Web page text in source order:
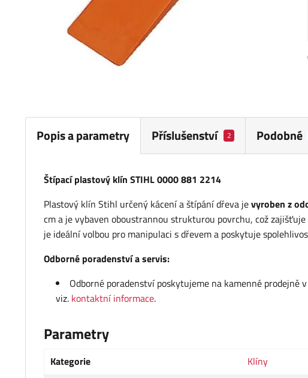
Popis a parametry Příslušenství 2 Podobné
Štípací plastový klín STIHL 0000 881 2214
Plastový klín Stihl určený kácení a štípání dřeva jevyroben z
cm a je vybaven oboustrannou strukturou povrchu, což
je ideální volbou pro manipulaci s dřevem a poskytuje
Odborné poradenství a servis:
Odborné poradenství poskytujeme na kamenné prodejně
viz. kontaktní informace.
Parametry
Kategorie
Klíny